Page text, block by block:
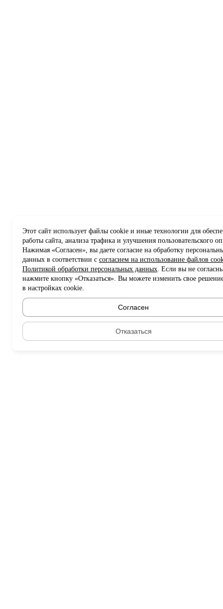
Этот сайт использует файлы cookie и иные технологии для
работы сайта, анализа трафика и улучшения пользовательского
Нажимая «Согласен», вы даете согласие на обработку
данных в соответствии с согласием на использование файлов
Политикой обработки персональных данных. Если вы не
нажмите кнопку «Отказаться». Вы можете изменить свое
в настройках cookie.
Согласен
Отказаться